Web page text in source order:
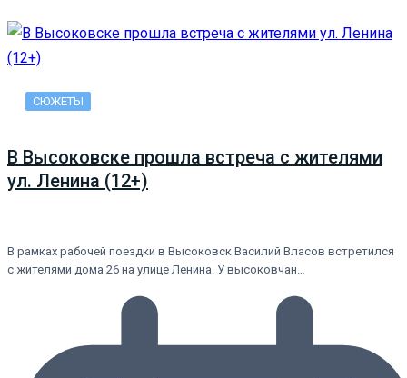
СЮЖЕТЫ
В Высоковске прошла встреча с жителями
ул. Ленина (12+)
В рамках рабочей поездки в Высоковск Василий Власов встретился
с жителями дома 26 на улице Ленина. У высоковчан…